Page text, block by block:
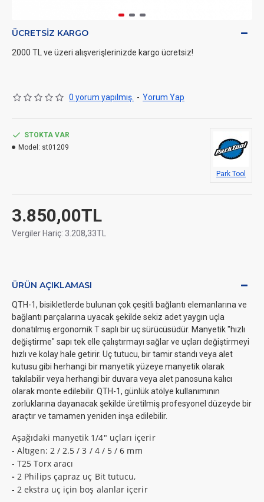
ÜCRETSIZ KARGO
2000 TL ve üzeri alışverişlerinizde kargo ücretsiz!
0 yorum yapılmış. - Yorum Yap
3.850,00TL
Vergiler Hariç: 3.208,33TL
STOKTA VAR
Model: st01209
Park Tool
ÜRÜN AÇIKLAMASI
QTH-1, bisikletlerde bulunan çok çeşitli bağlantı elemanlarına ve
bağlantı parçalarına uyacak şekilde sekiz adet yaygın uçla
donatılmış ergonomik T saplı bir uç sürücüsüdür. Manyetik "hızlı
değiştirme" sapı tek elle çalıştırmayı sağlar ve uçları değiştirmeyi
hızlı ve kolay hale getirir. Uç tutucu, bir tamir standı veya alet
kutusu gibi herhangi bir manyetik yüzeye manyetik olarak
takılabilir veya herhangi bir duvara veya alet panosuna kalıcı
olarak monte edilebilir. QTH-1, günlük atölye kullanımının
zorluklarına dayanacak şekilde üretilmiş profesyonel düzeyde bir
araçtır ve tamamen yeniden inşa edilebilir.
Aşağıdaki manyetik 1/4" uçları içerir
- Altıgen: 2 / 2.5 / 3 / 4 / 5 / 6 mm
- T25 Torx aracı
-2 Philips çapraz uç Bit tutucu,
- 2 ekstra uç için boş alanlar içerir